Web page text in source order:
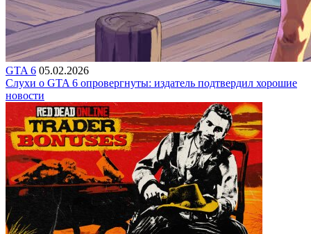
GTA 6 05.02.2026
Слухи о GTA 6 опровергнуты: издатель подтвердил хорошие
новости